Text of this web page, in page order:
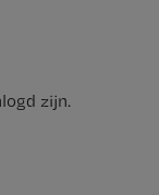
zijn.